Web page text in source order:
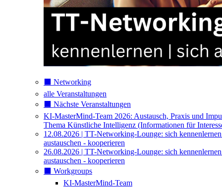
⬛️ Networking
alle Veranstaltungen
⬛️ Nächste Veranstaltungen
KI-MasterMind-Team 2026: Austausch, Praxis und
Thema Künstliche Intelligenz (Informationen für
12.08.2026 | TT-Networking-Lounge: sich
austauschen - kooperieren
26.08.2026 | TT-Networking-Lounge: sich
austauschen - kooperieren
⬛️ Workgroups
KI-MasterMind-Team